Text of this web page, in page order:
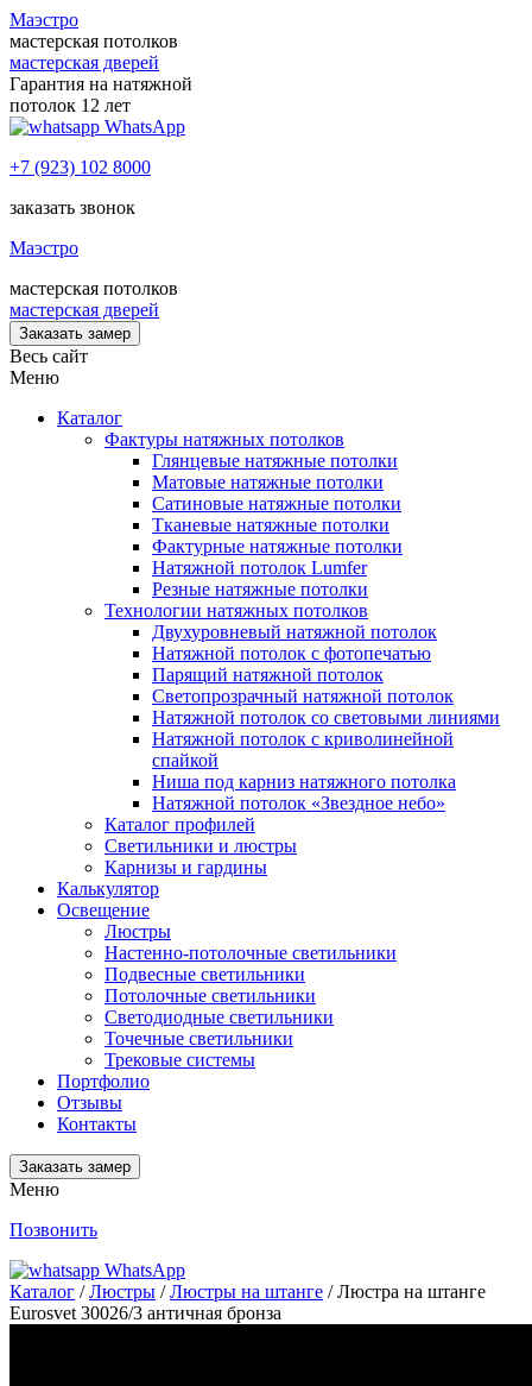
Маэстро
мастерская потолков
мастерская дверей
Гарантия на натяжной
потолок 12 лет
WhatsApp
+7 (923) 102 8000
заказать звонок
Маэстро
мастерская потолков
мастерская дверей
Заказать замер
Весь сайт
Меню
Каталог
Фактуры натяжных потолков
Глянцевые натяжные потолки
Матовые натяжные потолки
Сатиновые натяжные потолки
Тканевые натяжные потолки
Фактурные натяжные потолки
Натяжной потолок Lumfer
Резные натяжные потолки
Технологии натяжных потолков
Двухуровневый натяжной потолок
Натяжной потолок с фотопечатью
Парящий натяжной потолок
Светопрозрачный натяжной потолок
Натяжной потолок со световыми линиями
Натяжной потолок с криволинейной
спайкой
Ниша под карниз натяжного потолка
Натяжной потолок «Звездное небо»
Каталог профилей
Светильники и люстры
Карнизы и гардины
Калькулятор
Освещение
Люстры
Настенно-потолочные светильники
Подвесные светильники
Потолочные светильники
Светодиодные светильники
Точечные светильники
Трековые системы
Портфолио
Отзывы
Контакты
Заказать замер
Меню
Позвонить
WhatsApp
Каталог /Люстры /Люстры на штанге / Люстра на штанге
Eurosvet 30026/3 античная бронза